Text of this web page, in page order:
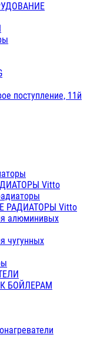
поступление, 11й
Vitto
РАДИАТОРЫ Vitto
алюминивых
чугунных
БОЙЛЕРАМ